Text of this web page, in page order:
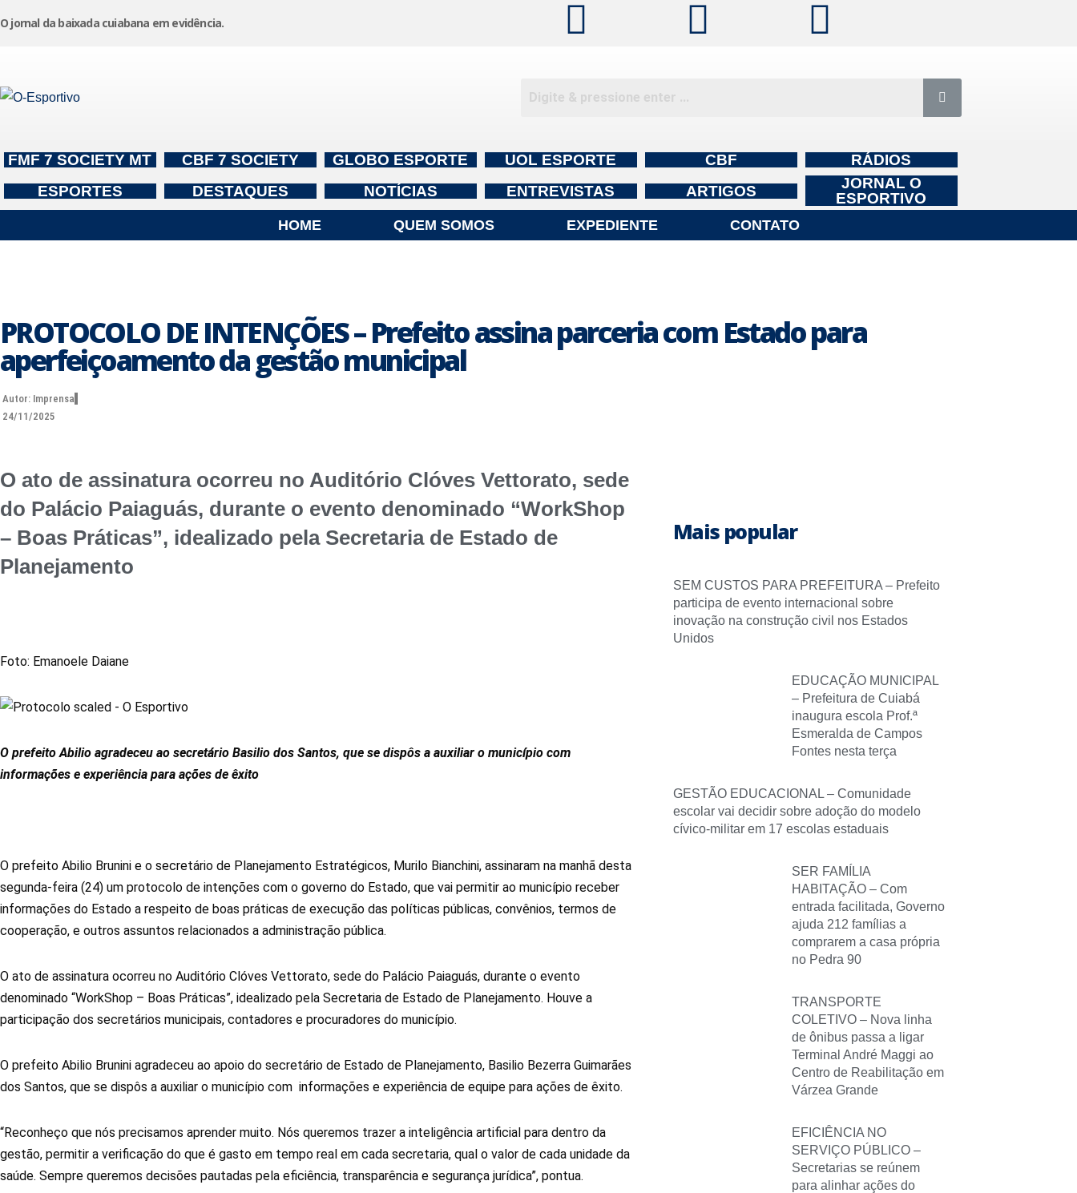
o
O jornal da baixada cuiabana em evidência.
FMF 7 SOCIETY MT CBF 7 SOCIETY GLOBO ESPORTE UOL ESPORTE CBF
RÁDIOS
ESPORTES
DESTAQUES NOTÍCIAS ENTREVISTAS ARTIGOS
JORNAL O
ESPORTIVO
HOME QUEM SOMOS EXPEDIENTE CONTATO
PROTOCOLO DE INTENÇÕES – Prefeito assina parceria com Estado para
aperfeiçoamento da gestão municipal
Autor: Imprensa
24/11/2025
O ato de assinatura ocorreu no Auditório Clóves Vettorato, sede
do Palácio Paiaguás, durante o evento denominado “WorkShop
– Boas Práticas”, idealizado pela Secretaria de Estado de
Planejamento
Foto: Emanoele Daiane
O prefeito Abilio agradeceu ao secretário Basilio dos Santos, que se dispôs a auxiliar o município com
informações e experiência para ações de êxito
O prefeito Abilio Brunini e o secretário de Planejamento Estratégicos, Murilo Bianchini, assinaram na manhã desta
segunda-feira (24) um protocolo de intenções com o governo do Estado, que vai permitir ao município receber
informações do Estado a respeito de boas práticas de execução das políticas públicas, convênios, termos de
cooperação, e outros assuntos relacionados a administração pública.
O ato de assinatura ocorreu no Auditório Clóves Vettorato, sede do Palácio Paiaguás, durante o evento
denominado “WorkShop – Boas Práticas”, idealizado pela Secretaria de Estado de Planejamento. Houve a
participação dos secretários municipais, contadores e procuradores do município.
O prefeito Abilio Brunini agradeceu ao apoio do secretário de Estado de Planejamento, Basilio Bezerra Guimarães
dos Santos, que se dispôs a auxiliar o município com informações e experiência de equipe para ações de êxito.
“Reconheço que nós precisamos aprender muito. Nós queremos trazer a inteligência artificial para dentro da
gestão, permitir a verificação do que é gasto em tempo real em cada secretaria, qual o valor de cada unidade da
saúde. Sempre queremos decisões pautadas pela eficiência, transparência e segurança jurídica”, pontua.
Mais popular
SEM CUSTOS PARA PREFEITURA – Prefeito
participa de evento internacional sobre
inovação na construção civil nos Estados
Unidos
EDUCAÇÃO MUNICIPAL
– Prefeitura de Cuiabá
inaugura escola Prof.ª
Esmeralda de Campos
Fontes nesta terça
GESTÃO EDUCACIONAL – Comunidade
escolar vai decidir sobre adoção do modelo
cívico-militar em 17 escolas estaduais
SER FAMÍLIA
HABITAÇÃO – Com
entrada facilitada, Governo
ajuda 212 famílias a
comprarem a casa própria
no Pedra 90
TRANSPORTE
COLETIVO – Nova linha
de ônibus passa a ligar
Terminal André Maggi ao
Centro de Reabilitação em
Várzea Grande
EFICIÊNCIA NO
SERVIÇO PÚBLICO –
Secretarias se reúnem
para alinhar ações do